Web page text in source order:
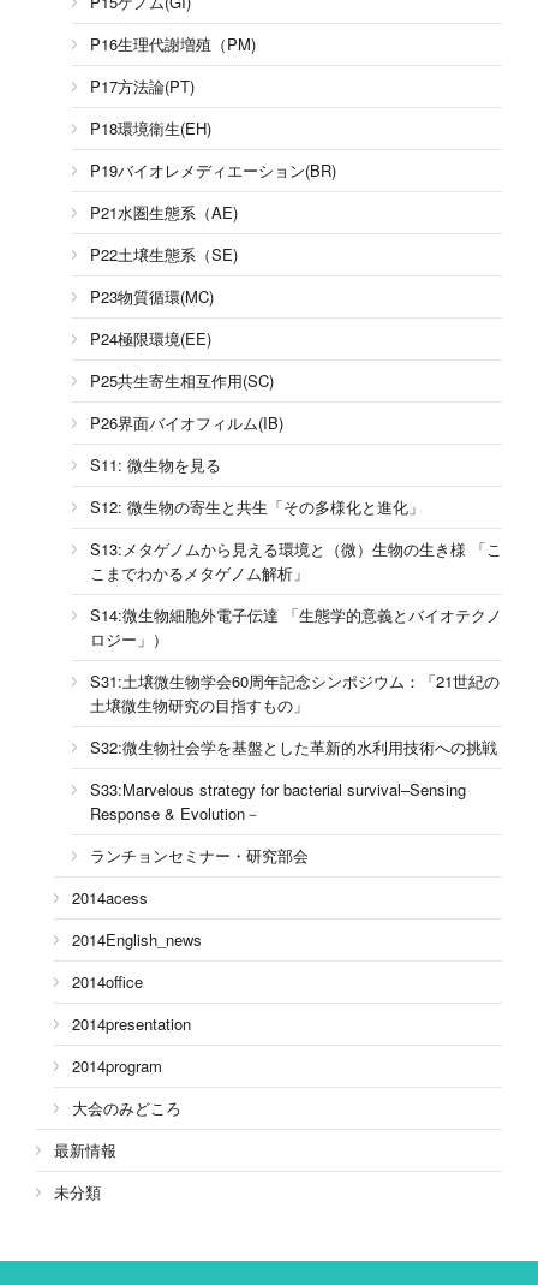
P16生理代謝増殖（PM)
P17方法論(PT)
P18環境衛生(EH)
P19バイオレメディエーション(BR)
P21水圏生態系（AE)
P22土壌生態系（SE)
P23物質循環(MC)
P24極限環境(EE)
P25共生寄生相互作用(SC)
P26界面バイオフィルム(IB)
S11: 微生物を見る
S12: 微生物の寄生と共生「その多様化と進化」
S13:メタゲノムから見える環境と（微）生物の生き様 「こ
こまでわかるメタゲノム解析」
S14:微生物細胞外電子伝達 「生態学的意義とバイオテクノ
ロジー」）
S31:土壌微生物学会60周年記念シンポジウム：「21世紀の
土壌微生物研究の目指すもの」
S32:微生物社会学を基盤とした革新的水利用技術への挑戦
S33:Marvelous strategy for bacterial survival–Sensing
Response & Evolution－
ランチョンセミナー・研究部会
2014acess
2014English_news
2014office
2014presentation
2014program
大会のみどころ
最新情報
未分類